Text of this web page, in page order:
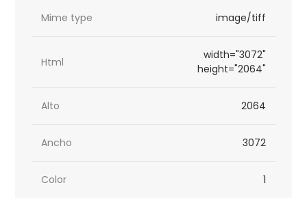
Mime type image/tiff
Html
width="3072"
height="2064"
Alto 2064
Ancho 3072
Color 1